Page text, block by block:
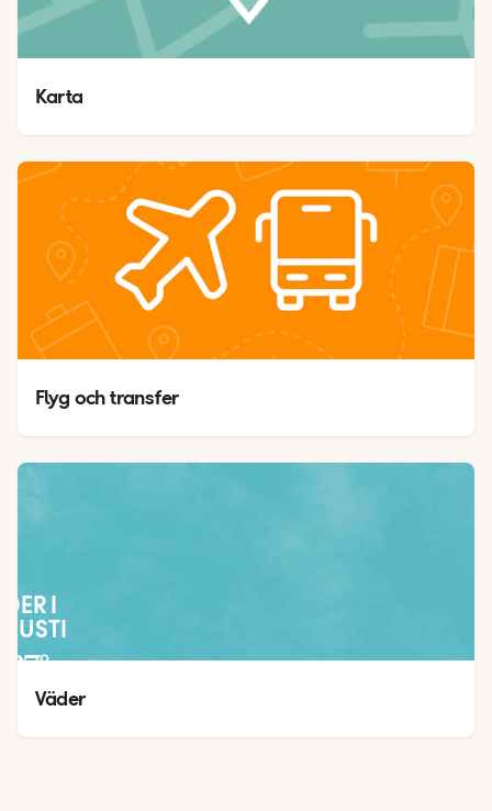
Flyg och transfer
I
27°
19°
Väder